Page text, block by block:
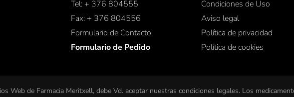
Tel: + 376 804555
Fax: + 376 804556
Formulario de Contacto
Formulario de Pedido
Condiciones de Uso
Aviso legal
Política de privacidad
Política de cookies
Web de Farmacia Meritxell, debe Vd. aceptar nuestras condiciones legales. Los